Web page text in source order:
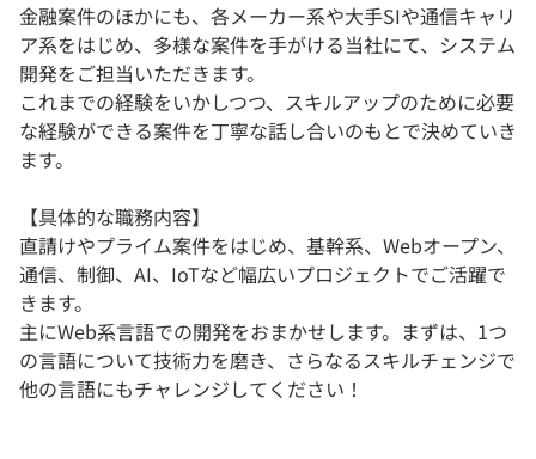
金融案件のほかにも、各メーカー系や大手SIや通信キャリ
ア系をはじめ、多様な案件を手がける当社にて、システム
開発をご担当いただきます。
これまでの経験をいかしつつ、スキルアップのために必要
な経験ができる案件を丁寧な話し合いのもとで決めていき
ます。
【具体的な職務内容】
直請けやプライム案件をはじめ、基幹系、Webオープン、
通信、制御、AI、IoTなど幅広いプロジェクトでご活躍で
きます。
主にWeb系言語での開発をおまかせします。まずは、1つ
の言語について技術力を磨き、さらなるスキルチェンジで
他の言語にもチャレンジしてください！